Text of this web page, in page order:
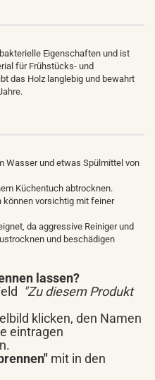
Eigenschaften und ist
für Frühstücks- und
das Holz langlebig und bewahrt
Wasser und etwas Spülmittel von
Küchentuch abtrocknen.
können vorsichtig mit feiner
da aggressive Reiniger und
und beschädigen
lassen?
"Zu diesem Produkt
klicken, den Namen
eintragen
mit in den